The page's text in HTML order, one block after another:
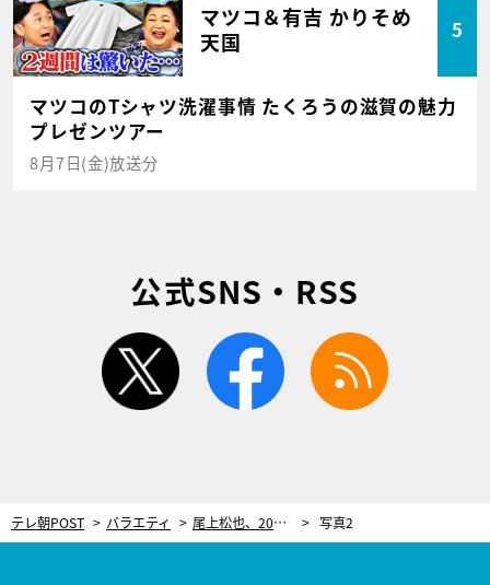
マツコ＆有吉 かりそめ
天国
5
マツコのTシャツ洗濯事情 たくろうの滋賀の魅力
プレゼンツアー
8月7日(金)放送分
公式SNS・RSS
twitter facebook
テレ朝POST バラエティ 尾上松也、20歳で訪れた“試練”。父を失い一門の大黒柱に「自分がなんとかしないと…」 写真2